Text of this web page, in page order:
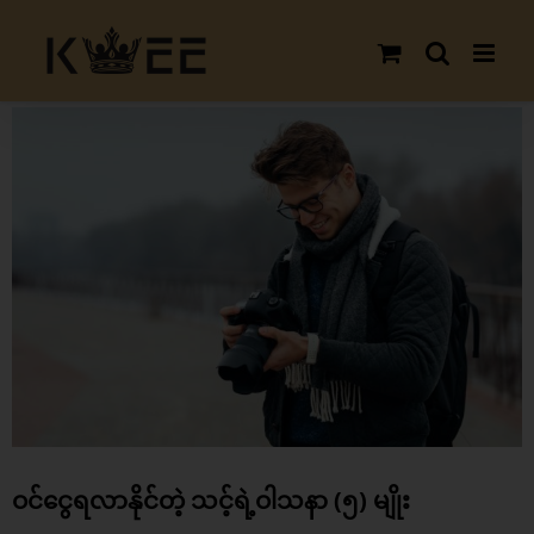
content
ဝင်ငွေရလာနိုင်တဲ့ သင့်ရဲ့ဝါသနာ (၅) မျိုး